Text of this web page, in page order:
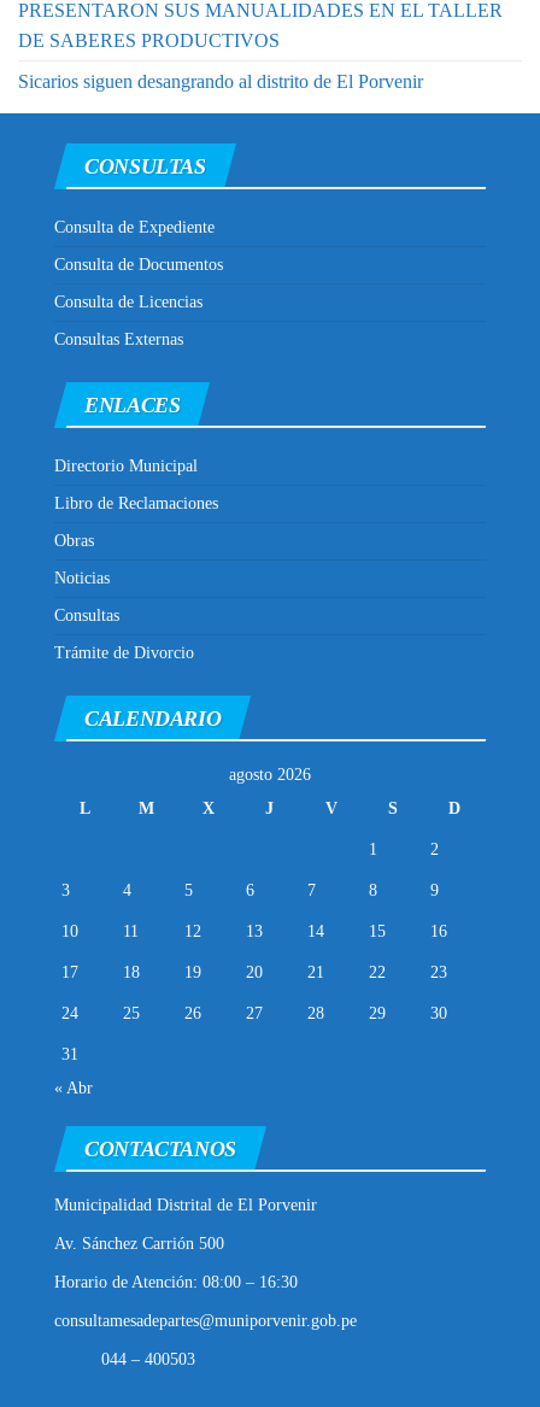
PRESENTARON SUS MANUALIDADES EN EL TALLER
DE SABERES PRODUCTIVOS
Sicarios siguen desangrando al distrito de El Porvenir
CONSULTAS
Consulta de Expediente
Consulta de Documentos
Consulta de Licencias
Consultas Externas
ENLACES
Directorio Municipal
Libro de Reclamaciones
Obras
Noticias
Consultas
Trámite de Divorcio
CALENDARIO
agosto 2026
L
M X J V S D
1 2
3 4 5 6 7 8 9
10 11 12 13 14 15 16
17 18 19 20 21 22 23
24 25 26 27 28 29 30
31
« Abr
CONTACTANOS
Municipalidad Distrital de El Porvenir
Av. Sánchez Carrión 500
Horario de Atención: 08:00 – 16:30
consultamesadepartes@muniporvenir.gob.pe
044 – 400503